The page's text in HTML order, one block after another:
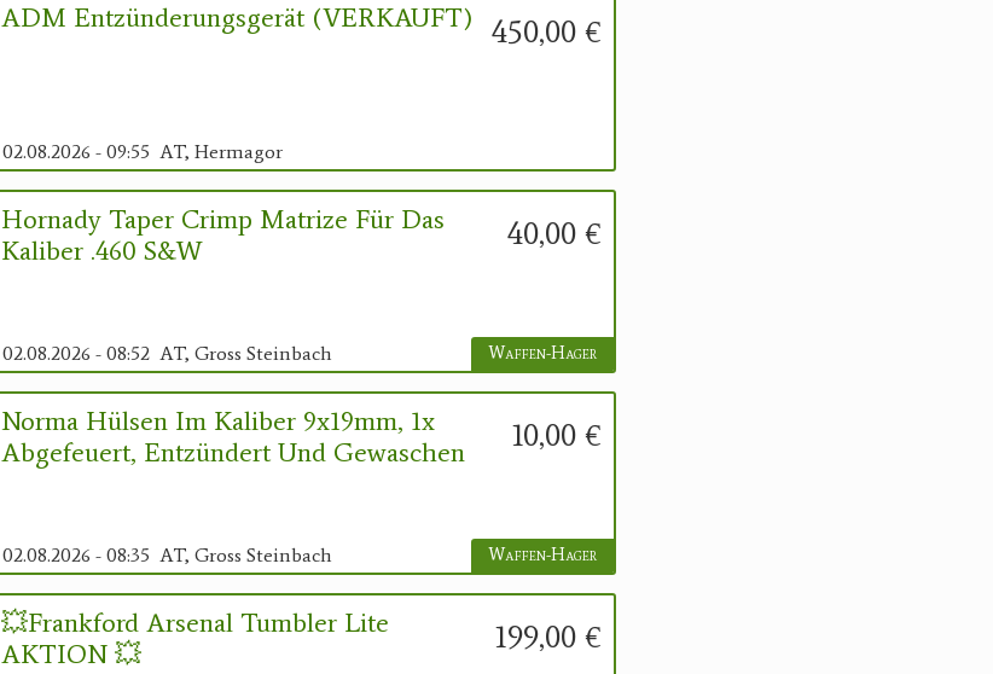
450,00 €
ADM Entzünderungsgerät (VERKAUFT)
02.08.2026 - 09:55 AT, Hermagor
40,00 €
Hornady Taper Crimp Matrize Für Das
Kaliber .460 S&W
02.08.2026 - 08:52 AT, Gross Steinbach Waffen-Hager
10,00 €
Norma Hülsen Im Kaliber 9x19mm, 1x
Abgefeuert, Entzündert Und Gewaschen
02.08.2026 - 08:35 AT, Gross Steinbach Waffen-Hager
199,00 €
💥Frankford Arsenal Tumbler Lite
AKTION 💥